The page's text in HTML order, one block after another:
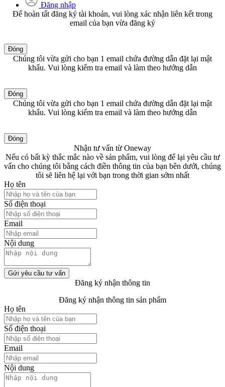
Đăng nhập
Để hoàn tất đăng ký tài khoản, vui lòng xác nhận liên kết trong
email của bạn vừa đăng ký
Đóng
Chúng tôi vừa gửi cho bạn 1 email chứa đường dẫn đặt lại mật
khẩu. Vui lòng kiểm tra email và làm theo hướng dẫn
Đóng
Chúng tôi vừa gửi cho bạn 1 email chứa đường dẫn đặt lại mật
khẩu. Vui lòng kiểm tra email và làm theo hướng dẫn
Đóng
Nhận tư vấn từ Oneway
Nếu có bất kỳ thắc mắc nào về sản phẩm, vui lòng để lại yêu cầu tư
vấn cho chúng tôi bằng cách điền thông tin của bạn bên dưới, chúng
tôi sẽ liên hệ lại với bạn trong thời gian sớm nhất
Họ tên
Số điện thoại
Email
Nội dung
Gửi yêu cầu tư vấn
Đăng ký nhận thông tin
Đăng ký nhận thông tin sản phẩm
Họ tên
Số điện thoại
Email
Nội dung